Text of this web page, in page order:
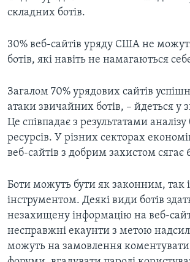
складних ботів.
30% веб-сайтів уряду США не
ботів, які навіть не намагаються
Загалом 70% урядових сайтів
атаки звичайних ботів, – йдеться у
Це співпадає з результатами
ресурсів. У різних секторах
веб-сайтів з добрим захистом сягає
Боти можуть бути як законним, так
інструментом. Деякі види ботів
незахищену інформацію на веб-
несправжні екаунти з метою
можуть на замовлення коментувати